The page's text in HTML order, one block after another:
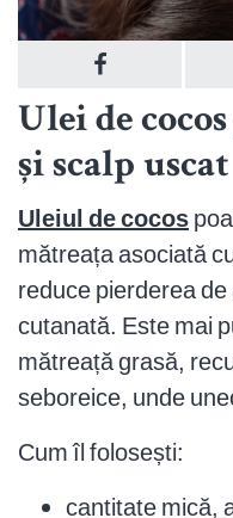
Ulei de
și scalp uscat
Uleiul de cocos
mătreața asociată
reduce pierderea
cutanată. Este mai
mătreață grasă,
seboreice, unde
Cum îl folosești:
cantitate mică,